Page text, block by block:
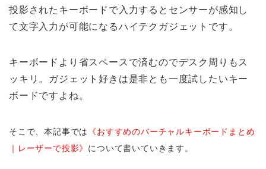
投影されたキーボードで入力するとセンサーが感知し
て文字入力が可能になるハイテクガジェットです。
キーボードより省スペースで済むのでデスク周りもス
ッキリ。ガジェット好きは是非とも一度試したいキー
ボードですよね。
そこで、本記事では
《おすすめのバーチャルキーボードまとめ
｜レーザーで投影》 について書いていきます。